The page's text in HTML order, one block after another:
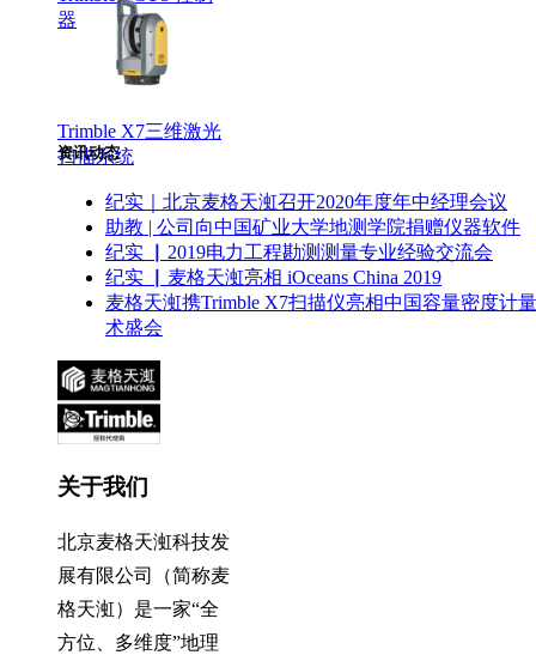
器
Trimble X7三维激光
扫描系统
资讯动态
纪实｜北京麦格天渱召开2020年度年中经理会议
助教 | 公司向中国矿业大学地测学院捐赠仪器软件
纪实 ▏2019电力工程勘测测量专业经验交流会
纪实 ▏麦格天渱亮相 iOceans China 2019
麦格天渱携Trimble X7扫描仪亮相中国容量密度计
术盛会
关于我们
北京麦格天渱科技发
展有限公司（简称麦
格天渱）是一家“全
方位、多维度”地理